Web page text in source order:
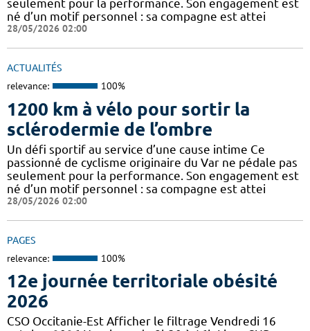
seulement pour la performance. Son engagement est
né d’un motif personnel : sa compagne est attei
28/05/2026 02:00
ACTUALITÉS
relevance: 100%
1200 km à vélo pour sortir la
sclérodermie de l’ombre
Un défi sportif au service d’une cause intime Ce
passionné de cyclisme originaire du Var ne pédale pas
seulement pour la performance. Son engagement est
né d’un motif personnel : sa compagne est attei
28/05/2026 02:00
PAGES
relevance: 100%
12e journée territoriale obésité
2026
CSO Occitanie-Est Afficher le filtrage Vendredi 16